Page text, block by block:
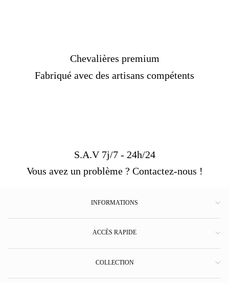
Chevalières premium
Fabriqué avec des artisans compétents
S.A.V 7j/7 - 24h/24
Vous avez un problème ? Contactez-nous !
INFORMATIONS
ACCÈS RAPIDE
COLLECTION